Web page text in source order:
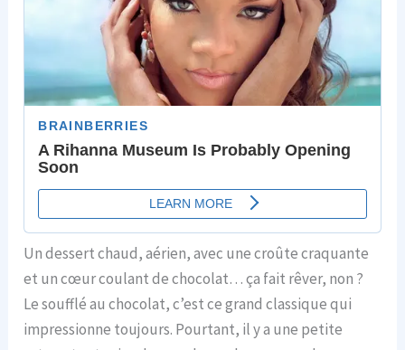
Un dessert chaud, aérien, avec une croûte craquante
et un cœur coulant de chocolat… ça fait rêver, non ?
Le soufflé au chocolat, c’est ce grand classique qui
impressionne toujours. Pourtant, il y a une petite